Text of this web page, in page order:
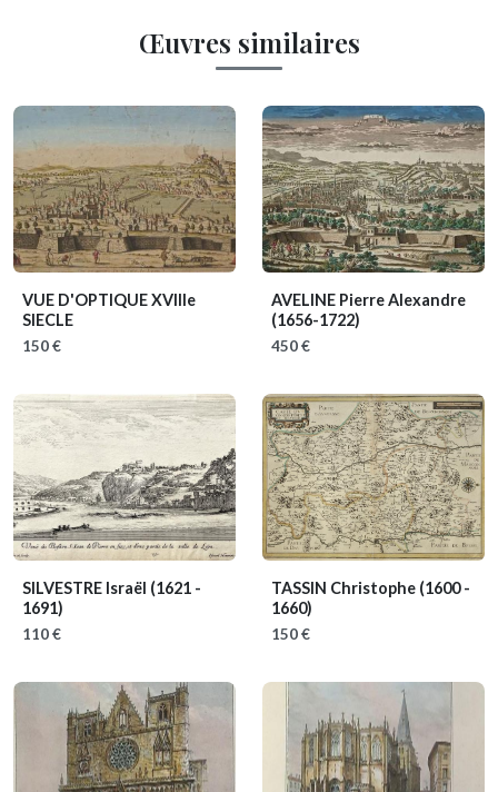
Œuvres similaires
VUE D'OPTIQUE XVIIIe
SIECLE
150 €
AVELINE Pierre Alexandre
(1656-1722)
450 €
SILVESTRE Israël (1621 -
1691)
110 €
TASSIN Christophe (1600 -
1660)
150 €